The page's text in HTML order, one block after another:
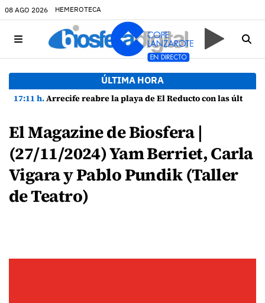
08 AGO 2026 HEMEROTECA
ÚLTIMA HORA
17:11 h.Arrecife reabre la playa de El Reducto con las últimas analíticas mostrando "una buena calidad de las aguas para el baño"
El Magazine de Biosfera |
(27/11/2024) Yam Berriet, Carla
Vigara y Pablo Pundik (Taller
de Teatro)